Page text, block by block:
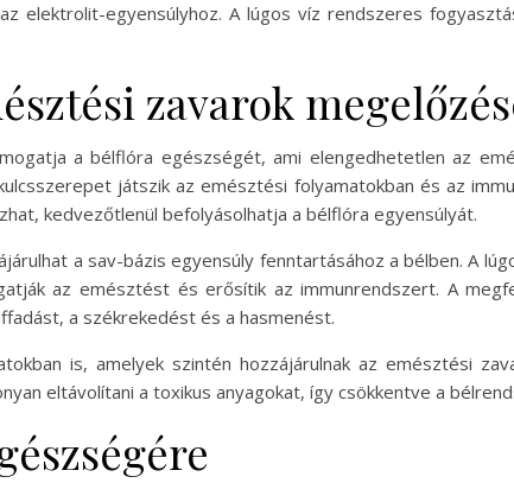
elektrolit-egyensúlyhoz. A lúgos víz rendszeres
zavarok
a bélflóra egészségét, ami elengedhetetlen az
játszik az emésztési folyamatokban és az
kedvezőtlenül befolyásolhatja a bélflóra egyensúlyát.
a sav-bázis egyensúly fenntartásához a bélben. A
az emésztést és erősítik az immunrendszert. A
a székrekedést és a hasmenést.
is, amelyek szintén hozzájárulnak az emésztési
eltávolítani a toxikus anyagokat, így csökkentve a